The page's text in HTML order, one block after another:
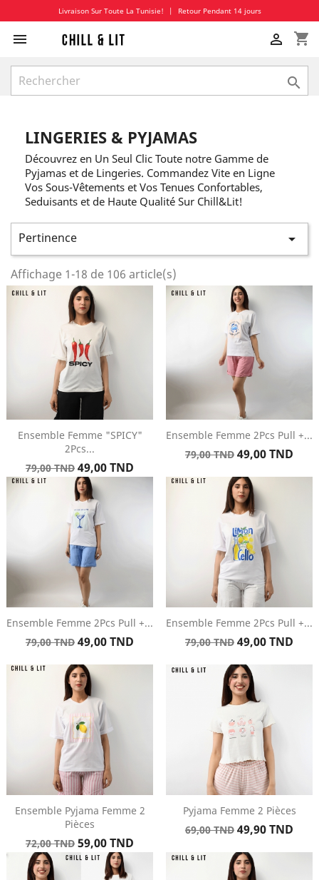
Livraison Sur Toute La Tunisie! | Retour Pendant 14 jours
 shopping_cart


LINGERIES & PYJAMAS
Découvrez en Un Seul Clic Toute notre Gamme de
Pyjamas et de Lingeries. Commandez Vite en Ligne
Vos Sous-Vêtements et Vos Tenues Confortables,
Seduisants et de Haute Qualité Sur Chill&Lit!
Pertinence 
Affichage 1-18 de 106 article(s)
Ensemble Femme "SPICY"
2Pcs...
Prix
de
79,00 TND Prix
49,00 TND
Ensemble Femme 2Pcs Pull +...
Prix
base
79,00 TND Prix
49,00 TND
Ensemble Femme 2Pcs Pull +...
Prix
base
79,00 TND Prix
49,00 TND
Ensemble Femme 2Pcs Pull +...
Prix
base
79,00 TND Prix
49,00 TND
Ensemble Pyjama Femme 2
Pièces
Prix
de
base
72,00 TND Prix
59,00 TND
Pyjama Femme 2 Pièces
Prix
base
69,00 TND Prix
49,90 TND